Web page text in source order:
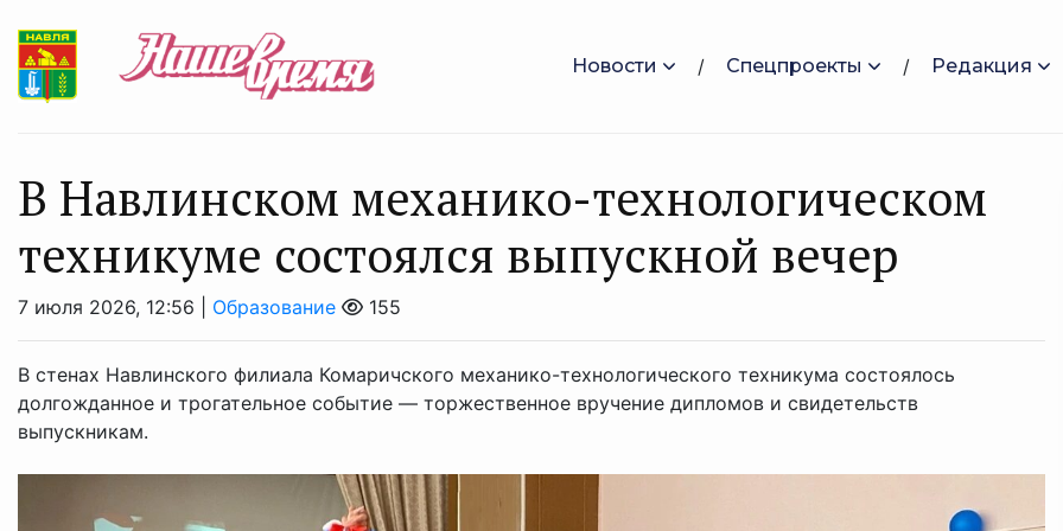
Новости Спецпроекты Редакция
В Навлинском механико-технологическом
техникуме состоялся выпускной вечер
7 июля 2026, 12:56 | Образование 155
В стенах Навлинского филиала Комаричского механико-технологического техникума состоялось
долгожданное и трогательное событие — торжественное вручение дипломов и свидетельств
выпускникам.